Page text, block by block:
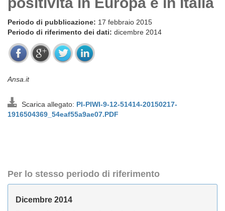
Periodo di pubblicazione: 17 febbraio 2015
Periodo di riferimento dei dati: dicembre 2014
Ansa.it
Scarica allegato: PI-PIWI-9-12-51414-20150217-
1916504369_54eaf55a9ae07.PDF
Per lo stesso periodo di riferimento
Dicembre 2014